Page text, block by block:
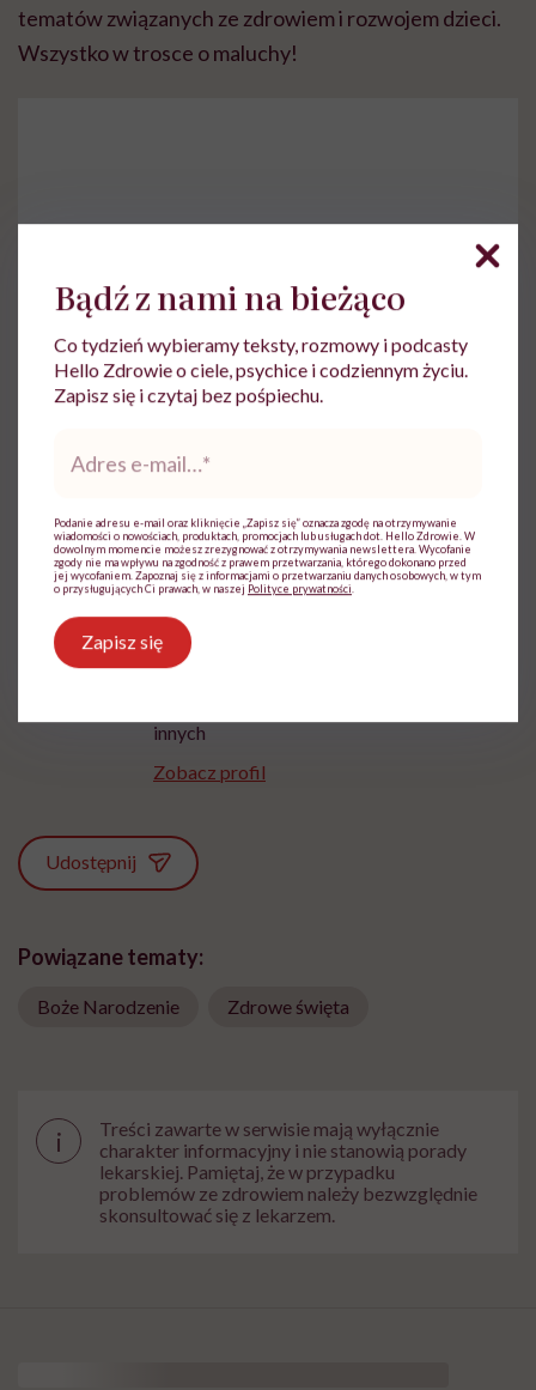
tematów związanych ze zdrowiem i rozwojem dzieci.
Wszystko w trosce o maluchy!
Zmień ustawienia
Ewa Wojciechowska
Dziennikarka, filolożka, politolożka,
innych
Zobacz profil
Udostępnij
Powiązane tematy:
Boże Narodzenie Zdrowe święta
i
Treści zawarte w serwisie mają wyłącznie
charakter informacyjny i nie stanowią porady
lekarskiej. Pamiętaj, że w przypadku
problemów ze zdrowiem należy bezwzględnie
skonsultować się z lekarzem.
Bądź z nami na bieżąco
Co tydzień wybieramy teksty, rozmowy i podcasty
Hello Zdrowie o ciele, psychice i codziennym życiu.
Zapisz się i czytaj bez pośpiechu.
mail*
Podanie adresu e-mail oraz kliknięcie „Zapisz się” oznacza zgodę na otrzymywanie
wiadomości o nowościach, produktach, promocjach lub usługach dot. Hello Zdrowie. W
dowolnym momencie możesz zrezygnować z otrzymywania newslettera. Wycofanie
zgody nie ma wpływu na zgodność z prawem przetwarzania, którego dokonano przed
jej wycofaniem. Zapoznaj się z informacjami o przetwarzaniu danych osobowych, w tym
o przysługujących Ci prawach, w naszej Polityce prywatności
Zapisz się